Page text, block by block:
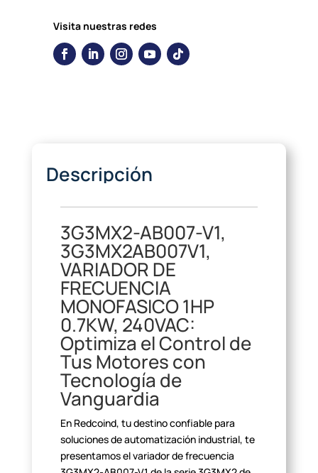
Visita nuestras redes
Descripción
3G3MX2-AB007-V1,
3G3MX2AB007V1,
VARIADOR DE
FRECUENCIA
MONOFASICO 1HP
0.7KW, 240VAC:
Optimiza el Control de
Tus Motores con
Tecnología de
Vanguardia
En Redcoind, tu destino confiable para
soluciones de automatizaciónindustrial, te
presentamos el variador de frecuencia